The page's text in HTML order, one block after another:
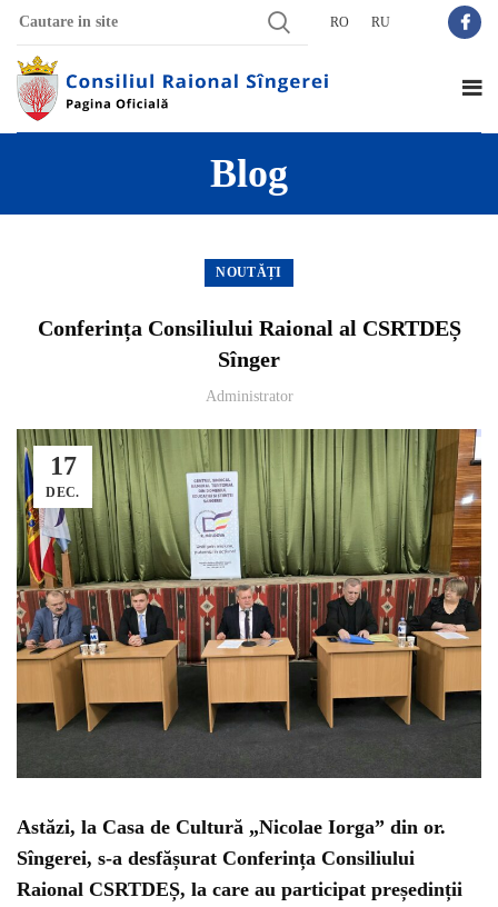
RO RU
Blog
NOUTĂȚI
Conferința Consiliului Raional al CSRTDEȘ
Sînger
Administrator
17
DEC.
Astăzi, la Casa de Cultură „Nicolae Iorga” din or.
Sîngerei, s-a desfășurat Conferința Consiliului
Raional CSRTDEȘ, la care au participat președinții